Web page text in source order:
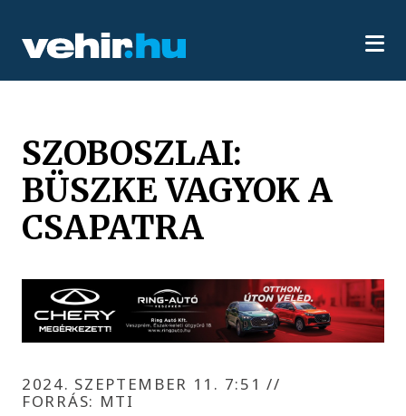
SZOBOSZLAI:
BÜSZKE VAGYOK A
CSAPATRA
2024. SZEPTEMBER 11. 7:51//
FORRÁS: MTI